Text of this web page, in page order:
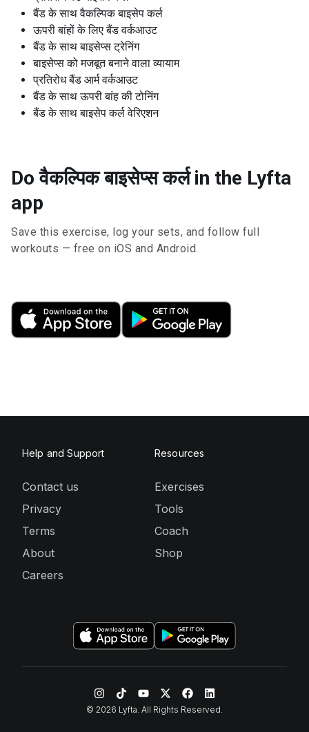
बैंड के साथ वैकल्पिक बाइसेप कर्ल
ऊपरी बांहों के लिए बैंड वर्कआउट
बैंड के साथ बाइसेप्स ट्रेनिंग
बाइसेप्स को मजबूत बनाने वाला व्यायाम
प्रतिरोध बैंड आर्म वर्कआउट
बैंड के साथ ऊपरी बांह की टोनिंग
बैंड के साथ बाइसेप कर्ल वेरिएशन
Do वैकल्पिक बाइसेप्स कर्ल in the Lyfta
app
Save this exercise, log your sets, and follow full
workouts — free on iOS and Android.
Help and Support
Contact us
Privacy
Terms
About
Careers
Resources
Exercises
Tools
Coach
Shop
© 2026 Lyfta. All Rights Reserved.